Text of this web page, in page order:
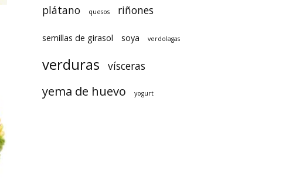
plátano quesos riñones
semillas de girasol soya verdolagas
verduras vísceras
yema de huevo yogurt